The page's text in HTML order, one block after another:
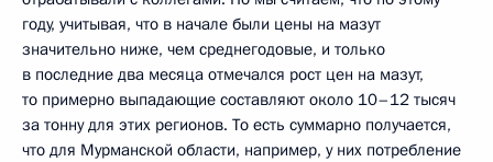
году, учитывая, что в начале были цены на мазут
значительно ниже, чем среднегодовые, и только
в последние два месяца отмечался рост цен на мазут,
то примерно выпадающие составляют около 10–12 тысяч
за тонну для этих регионов. То есть суммарно получается,
что для Мурманской области, например, у них потребление